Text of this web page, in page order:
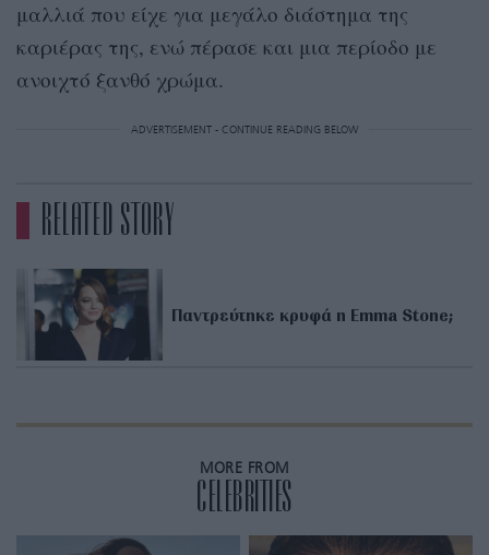
μαλλιά που είχε για μεγάλο διάστημα της
καριέρας της, ενώ πέρασε και μια περίοδο με
ανοιχτό ξανθό χρώμα.
ADVERTISEMENT - CONTINUE READING BELOW
RELATED STORY
Παντρεύτηκε κρυφά η Emma Stone;
MORE FROM
CELEBRITIES